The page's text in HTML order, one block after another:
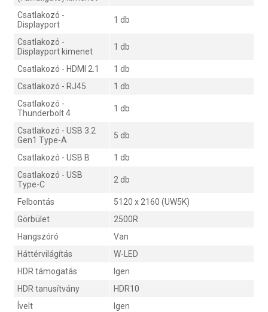
Csatlakozó -
Displayport
1 db
Csatlakozó -
Displayport kimenet
1 db
Csatlakozó - HDMI 2.1
1 db
Csatlakozó - RJ45
1 db
Csatlakozó -
Thunderbolt 4
1 db
Csatlakozó - USB 3.2
Gen1 Type-A
5 db
Csatlakozó - USB B
1 db
Csatlakozó - USB
Type-C
2 db
Felbontás
5120 x 2160 (UW5K)
Görbület
2500R
Hangszóró
Van
Háttérvilágítás
W-LED
HDR támogatás
Igen
HDR tanusítvány
HDR10
Ívelt
Igen